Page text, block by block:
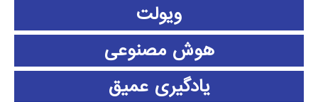
ویولت
هوش مصنوعی
یادگیری عمیق